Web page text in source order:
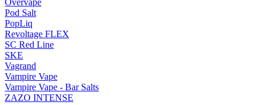
Overvape
Pod Salt
PopLiq
Revoltage FLEX
SC Red Line
SKE
Vagrand
Vampire Vape
Vampire Vape - Bar Salts
ZAZO INTENSE